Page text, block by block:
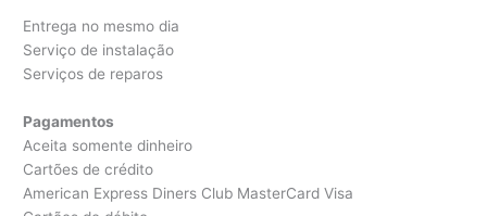
Entrega no mesmo dia
Serviço de instalação
Serviços de reparos
Pagamentos
Aceita somente dinheiro
Cartões de crédito
American Express Diners Club MasterCard Visa